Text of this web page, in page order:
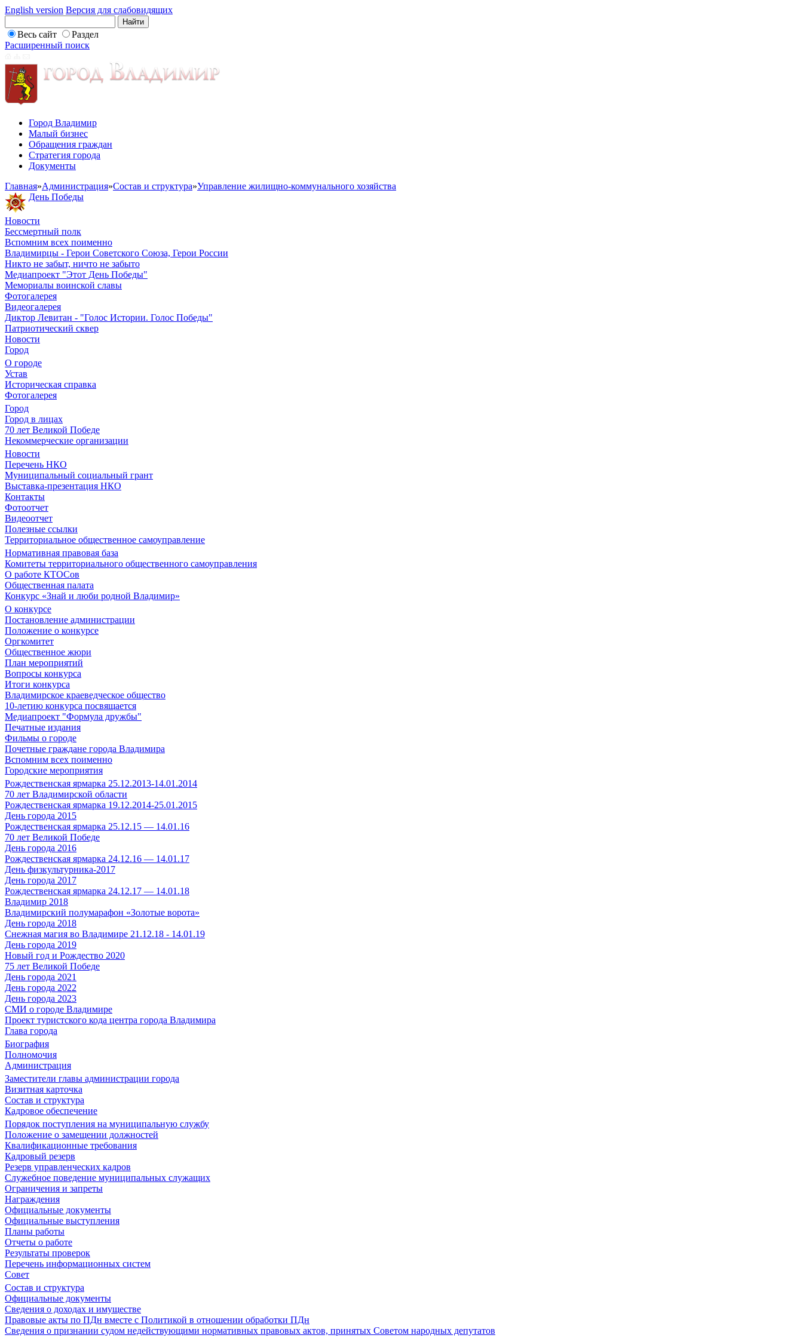
English version Версия для слабовидящих
Весь сайт
Раздел
Расширенный поиск
Город Владимир
Малый бизнес
Обращения граждан
Стратегия города
Документы
Главная»Администрация»Состав и структура»Управление жилищно-коммунального хозяйства
День Победы
Новости
Бессмертный полк
Вспомним всех поименно
Владимирцы - Герои Советского Союза, Герои России
Никто не забыт, ничто не забыто
Медиапроект "Этот День Победы"
Мемориалы воинской славы
Фотогалерея
Видеогалерея
Диктор Левитан - "Голос Истории. Голос Победы"
Патриотический сквер
Новости
Город
О городе
Устав
Историческая справка
Фотогалерея
Город
Город в лицах
70 лет Великой Победе
Некоммерческие организации
Новости
Перечень НКО
Муниципальный социальный грант
Выставка-презентация НКО
Контакты
Фотоотчет
Видеоотчет
Полезные ссылки
Территориальное общественное самоуправление
Нормативная правовая база
Комитеты территориального общественного самоуправления
О работе КТОСов
Общественная палата
Конкурс «Знай и люби родной Владимир»
О конкурсе
Постановление администрации
Положение о конкурсе
Оргкомитет
Общественное жюри
План мероприятий
Вопросы конкурса
Итоги конкурса
Владимирское краеведческое общество
10-летию конкурса посвящается
Медиапроект "Формула дружбы"
Печатные издания
Фильмы о городе
Почетные граждане города Владимира
Вспомним всех поименно
Городские мероприятия
Рождественская ярмарка 25.12.2013-14.01.2014
70 лет Владимирской области
Рождественская ярмарка 19.12.2014-25.01.2015
День города 2015
Рождественская ярмарка 25.12.15 — 14.01.16
70 лет Великой Победе
День города 2016
Рождественская ярмарка 24.12.16 — 14.01.17
День физкультурника-2017
День города 2017
Рождественская ярмарка 24.12.17 — 14.01.18
Владимир 2018
Владимирский полумарафон «Золотые ворота»
День города 2018
Снежная магия во Владимире 21.12.18 - 14.01.19
День города 2019
Новый год и Рождество 2020
75 лет Великой Победе
День города 2021
День города 2022
День города 2023
СМИ о городе Владимире
Проект туристского кода центра города Владимира
Глава города
Биография
Полномочия
Администрация
Заместители главы администрации города
Визитная карточка
Состав и структура
Кадровое обеспечение
Порядок поступления на муниципальную службу
Положение о замещении должностей
Квалификационные требования
Кадровый резерв
Резерв управленческих кадров
Служебное поведение муниципальных служащих
Ограничения и запреты
Награждения
Официальные документы
Официальные выступления
Планы работы
Отчеты о работе
Результаты проверок
Перечень информационных систем
Совет
Состав и структура
Официальные документы
Сведения о доходах и имуществе
Правовые акты по ПДн вместе с Политикой в отношении обработки ПДн
Сведения о признании судом недействующими нормативных правовых актов, принятых Советом народных депутатов